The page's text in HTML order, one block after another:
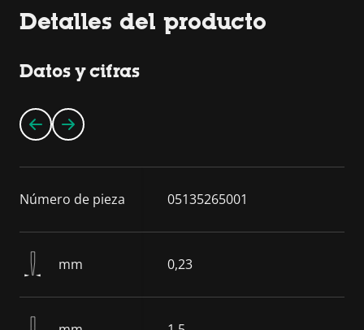
Detalles del producto
Datos y cifras
Número de pieza 05135265001
mm 0,23